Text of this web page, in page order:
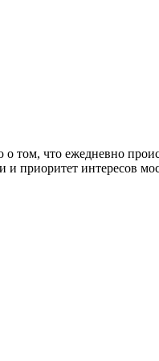
что ежедневно
и приоритет интересов